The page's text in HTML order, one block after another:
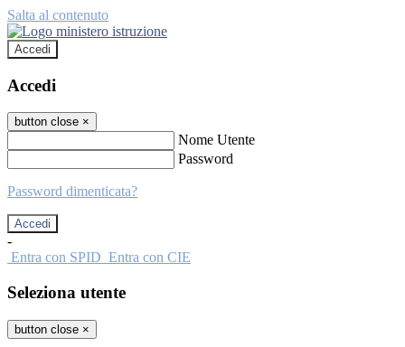
Salta al contenuto
Accedi
Accedi
button close ×
Nome Utente
Password
Password dimenticata?
-
Entra con SPID Entra con CIE
Seleziona utente
button close ×